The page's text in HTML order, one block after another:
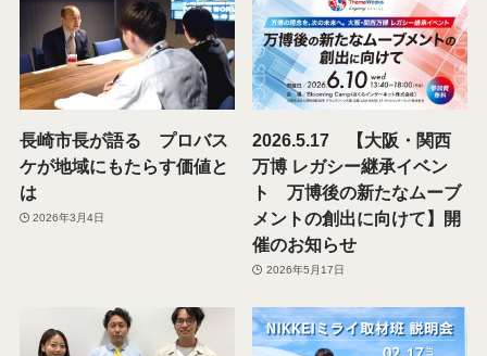
長崎市長が語る プロバス
ケが地域にもたらす価値と
は
2026年3月4日
2026.5.17 【大阪・関西
万博 レガシー継承イベン
ト 万博後の新たなムーブ
メントの創出に向けて】開
催のお知らせ
2026年5月17日